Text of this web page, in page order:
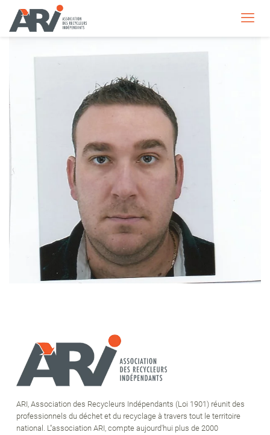
ARI, Association des Recycleurs Indépendants (Loi 1901) réunit des
professionnels du déchet et du recyclage à travers tout le territoire
national. L''association ARI, compte aujourd'hui plus de 2000